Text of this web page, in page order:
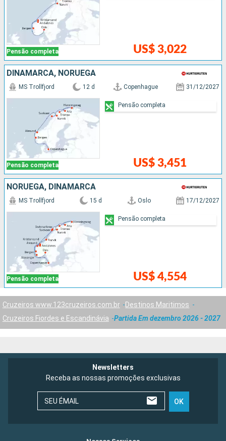
Pensão completa US$ 3,022
DINAMARCA, NORUEGA
Pensão completa
MS Trollfjord 12 d Copenhague 31/12/2027
US$ 3,451
Pensão completa
NORUEGA, DINAMARCA
Pensão completa
MS Trollfjord 15 d Oslo 17/12/2027
US$ 4,554
Pensão completa
Cruzeiros www.123cruzeiros.com.br
Destinos Maritimos
Cruzeiros Fiordes e Escandinávia
Partida Em dezembro 2026 - 2027
Newsletters
Receba as nossas promoções exclusivas
SEU ÉMAIL OK